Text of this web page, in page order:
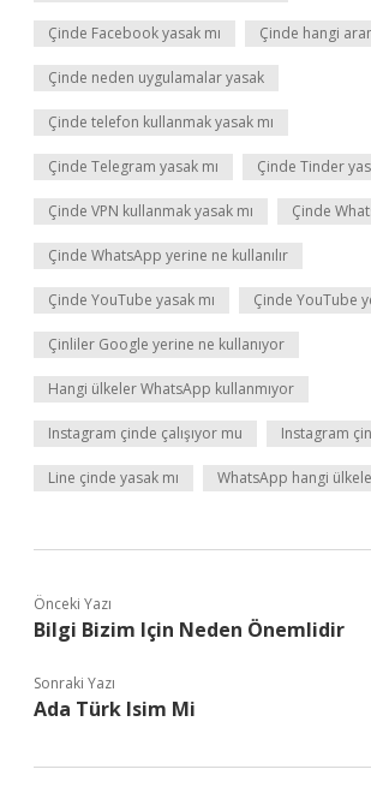
Çinde Facebook yasak mı Çinde hangi
Çinde neden uygulamalar yasak
Çinde telefon kullanmak yasak mı
Çinde Telegram yasak mı Çinde Tinder
Çinde VPN kullanmak yasak mı Çinde
Çinde WhatsApp yerine ne kullanılır
Çinde YouTube yasak mı Çinde YouTube
Çinliler Google yerine ne kullanıyor
Hangi ülkeler WhatsApp kullanmıyor
Instagram çinde çalışıyor mu Instagram
Line çinde yasak mı WhatsApp hangi
Önceki Yazı
Bilgi Bizim Için Neden Önemlidir
Sonraki Yazı
Ada Türk Isim Mi